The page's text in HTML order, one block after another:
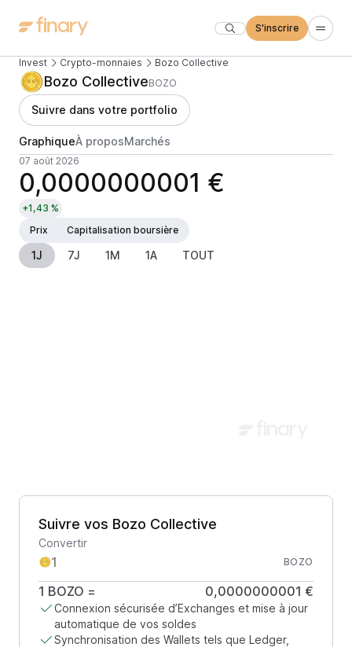
S'inscrire
Invest Crypto-monnaies Bozo Collective
Bozo CollectiveBOZO
Suivre dans votre portfolio
GraphiqueÀ proposMarchés
07 août 2026
0,0000000001 €
+1,43 %
Prix
Capitalisation boursière
1J 7J 1M 1A TOUT
Suivre vos Bozo Collective
Convertir
BOZO
1 BOZO = 0,0000000001 €
Connexion sécurisée d’Exchanges et mise à jour
automatique de vos soldes
Synchronisation des Wallets tels que Ledger,